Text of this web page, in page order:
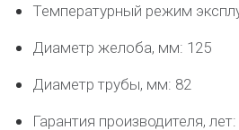
Температурный режим
Диаметр желоба, мм: 125
Диаметр трубы, мм: 82
Гарантия производителя,